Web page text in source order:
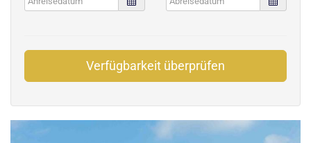
Verfügbarkeit überprüfen